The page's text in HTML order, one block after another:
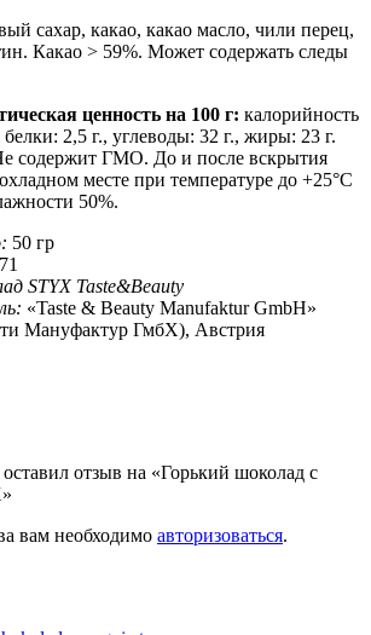
сахар, какао, какао масло, чили перец,
Какао > 59%. Может содержать следы
ценность на 100 г: калорийность
2,5 г., углеводы: 32 г., жиры: 23 г.
содержит ГМО. До и после вскрытия
месте при температуре до +25°C
50%.
50 гр
STYX Taste&Beauty
«Taste & Beauty Manufaktur GmbH»
Мануфактур ГмбХ), Австрия
отзыв на «Горький шоколад с
вам необходимо авторизоваться.